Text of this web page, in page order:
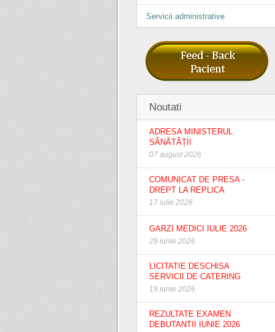
Servicii administrative
Noutati
ADRESA MINISTERUL
SĂNĂTĂȚII
07 august 2026
COMUNICAT DE PRESA -
DREPT LA REPLICA
17 iulie 2026
GARZI MEDICI IULIE 2026
29 iunie 2026
LICITATIE DESCHISA
SERVICII DE CATERING
19 iunie 2026
REZULTATE EXAMEN
DEBUTANTII IUNIE 2026